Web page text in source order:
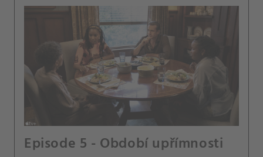
Episode 5 - Období upřímnosti